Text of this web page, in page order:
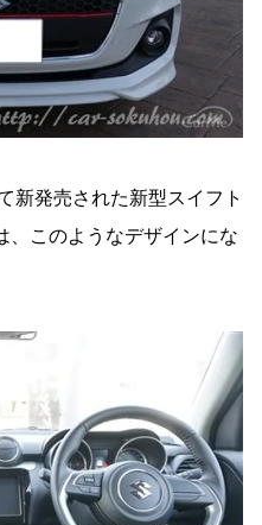
新発売された新型スイフト
、このようなデザインにな